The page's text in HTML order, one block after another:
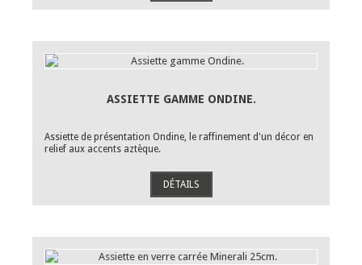
ASSIETTE GAMME ONDINE.
Assiette de présentation Ondine, le raffinement d'un décor en
relief aux accents aztèque.
DÉTAILS